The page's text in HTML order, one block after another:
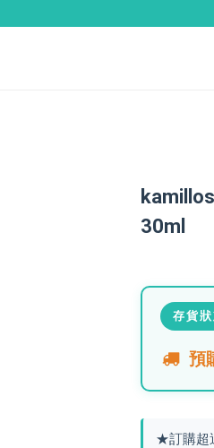
30ml
存貨
預
★訂購超